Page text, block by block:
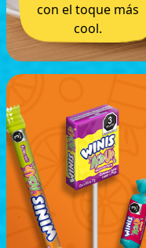
con el toque más
cool.